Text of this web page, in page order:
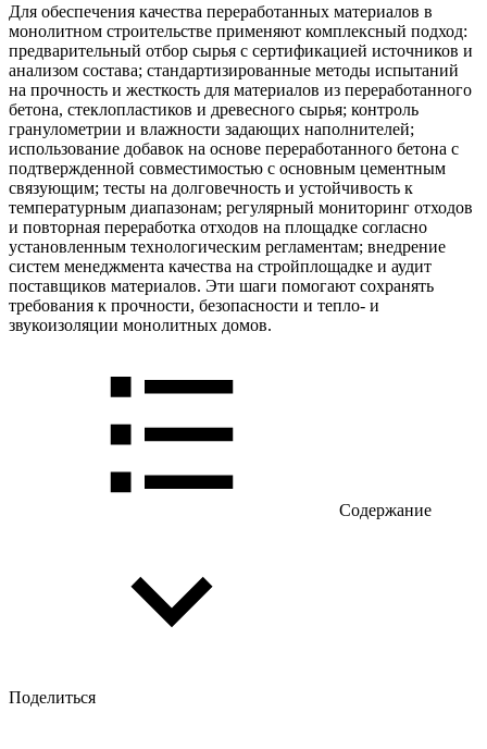
Для обеспечения качества переработанных материалов в
монолитном строительстве применяют комплексный подход:
предварительный отбор сырья с сертификацией источников и
анализом состава; стандартизированные методы испытаний
на прочность и жесткость для материалов из переработанного
бетона, стеклопластиков и древесного сырья; контроль
гранулометрии и влажности задающих наполнителей;
использование добавок на основе переработанного бетона с
подтвержденной совместимостью с основным цементным
связующим; тесты на долговечность и устойчивость к
температурным диапазонам; регулярный мониторинг отходов
и повторная переработка отходов на площадке согласно
установленным технологическим регламентам; внедрение
систем менеджмента качества на стройплощадке и аудит
поставщиков материалов. Эти шаги помогают сохранять
требования к прочности, безопасности и тепло- и
звукоизоляции монолитных домов.
Содержание
Поделиться